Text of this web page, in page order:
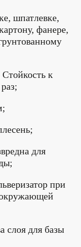
шпатлевке,
фанере,
к
для
при
окружающей
слоя для базы